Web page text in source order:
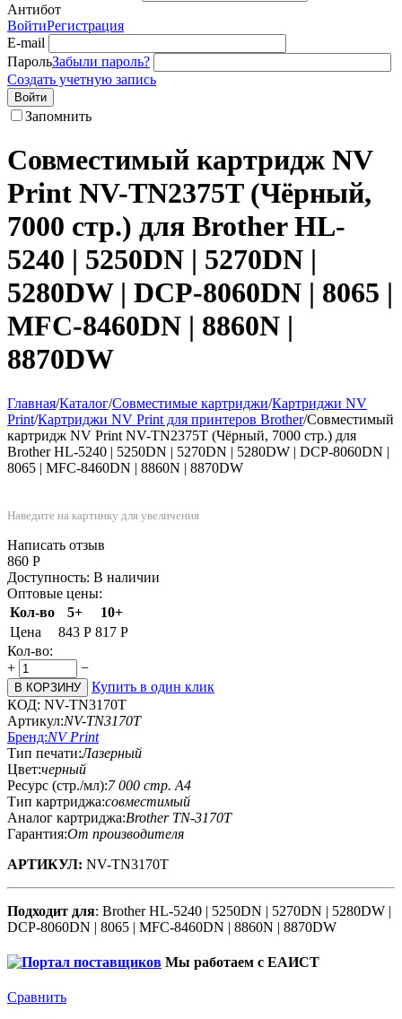
Антибот
ВойтиРегистрация
E-mail
ПарольЗабыли пароль?
Создать учетную запись
Войти
Запомнить
Совместимый картридж NV
Print NV-TN2375T (Чёрный,
7000 стр.) для Brother HL-
5240 | 5250DN | 5270DN |
5280DW | DCP-8060DN | 8065 |
MFC-8460DN | 8860N |
8870DW
Главная/Каталог/Совместимые картриджи/Картриджи NV
Print/Картриджи NV Print для принтеров Brother/Совместимый
картридж NV Print NV-TN2375T (Чёрный, 7000 стр.) для
Brother HL-5240 | 5250DN | 5270DN | 5280DW | DCP-8060DN |
8065 | MFC-8460DN | 8860N | 8870DW
Наведите на картинку для увеличения
Написать отзыв
860 Р
Доступность: В наличии
Оптовые цены:
Кол-во
5+
10+
Цена
843 Р 817 Р
Кол-во:
+
−
В КОРЗИНУ
Купить в один клик
КОД: NV-TN3170T
Артикул:NV-TN3170T
Бренд:NV Print
Тип печати:Лазерный
Цвет:черный
Ресурс (стр./мл):7 000 стр. А4
Тип картриджа:совместимый
Аналог картриджа:Brother TN-3170T
Гарантия:От производителя
АРТИКУЛ: NV-TN3170T
Подходит для: Brother HL-5240 | 5250DN | 5270DN | 5280DW |
DCP-8060DN | 8065 | MFC-8460DN | 8860N | 8870DW
Мы работаем с ЕАИСТ
Сравнить